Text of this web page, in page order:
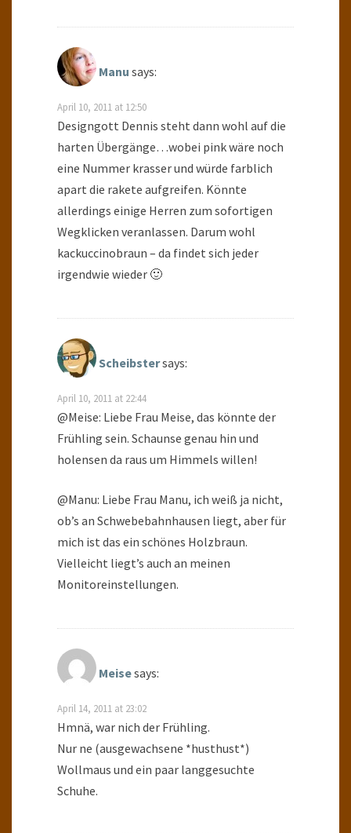
Manu says:
April 10, 2011 at 12:50
Designgott Dennis steht dann wohl auf die
harten Übergänge…wobei pink wäre noch
eine Nummer krasser und würde farblich
apart die rakete aufgreifen. Könnte
allerdings einige Herren zum sofortigen
Wegklicken veranlassen. Darum wohl
kackuccinobraun – da findet sich jeder
irgendwie wieder 🙂
Scheibstersays:
April 10, 2011 at 22:44
@Meise: Liebe Frau Meise, das könnte der
Frühling sein. Schaunse genau hin und
holensen da raus um Himmels willen!
@Manu: Liebe Frau Manu, ich weiß ja nicht,
ob’s an Schwebebahnhausen liegt, aber für
mich ist das ein schönes Holzbraun.
Vielleicht liegt’s auch an meinen
Monitoreinstellungen.
Meisesays:
April 14, 2011 at 23:02
Hmnä, war nich der Frühling.
Nur ne (ausgewachsene *husthust*)
Wollmaus und ein paar langgesuchte
Schuhe.